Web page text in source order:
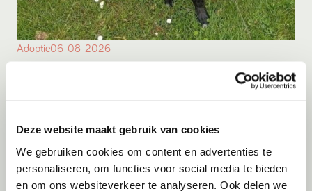
Deze website maakt gebruik van cookies
We gebruiken cookies om content en advertenties te
personaliseren, om functies voor social media te bieden
en om ons websiteverkeer te analyseren. Ook delen we
Adoptie06-08-2026